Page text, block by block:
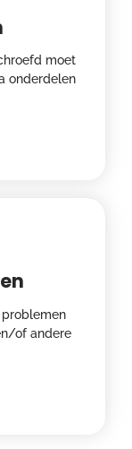
moet
onderdelen
of andere